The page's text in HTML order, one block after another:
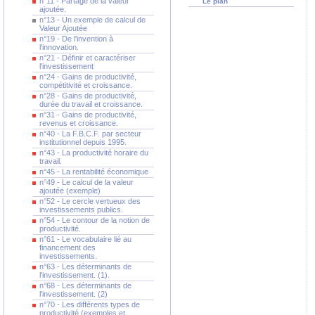
ajoutée.
n°13 - Un exemple de calcul de
Valeur Ajoutée
n°19 - De l'invention à
l'innovation.
n°21 - Définir et caractériser
l'investissement
n°24 - Gains de productivité,
compétitivité et croissance.
n°28 - Gains de productivité,
durée du travail et croissance.
n°31 - Gains de productivité,
revenus et croissance.
n°40 - La F.B.C.F. par secteur
institutionnel depuis 1995.
n°43 - La productivité horaire du
travail.
n°45 - La rentabilité économique
n°49 - Le calcul de la valeur
ajoutée (exemple)
n°52 - Le cercle vertueux des
investissements publics.
n°54 - Le contour de la notion de
productivité.
n°61 - Le vocabulaire lié au
financement des
investissements.
n°63 - Les déterminants de
l'investissement. (1).
n°68 - Les déterminants de
l'investissement. (2)
n°70 - Les différents types de
productivité (exemples et